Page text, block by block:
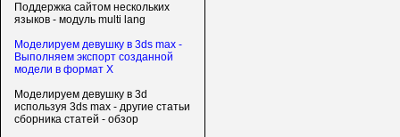
Поддержка сайтом нескольких
языков - модуль multi lang
Моделируем девушку в 3ds max -
Выполняем экспорт созданной
модели в формат X
Моделируем девушку в 3d
используя 3ds max - другие статьи
сборника статей - обзор